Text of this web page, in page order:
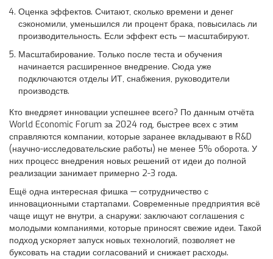
Оценка эффектов. Считают, сколько времени и денег
сэкономили, уменьшился ли процент брака, повысилась ли
производительность. Если эффект есть — масштабируют.
Масштабирование. Только после теста и обучения
начинается расширенное внедрение. Сюда уже
подключаются отделы ИТ, снабжения, руководители
производств.
Кто внедряет инновации успешнее всего? По данным отчёта
World Economic Forum за 2024 год, быстрее всех с этим
справляются компании, которые заранее вкладывают в R&D
(научно-исследовательские работы) не менее 5% оборота. У
них процесс внедрения новых решений от идеи до полной
реализации занимает примерно 2-3 года.
Ещё одна интересная фишка — сотрудничество с
инновационными стартапами. Современные предприятия всё
чаще ищут не внутри, а снаружи: заключают соглашения с
молодыми компаниями, которые приносят свежие идеи. Такой
подход ускоряет запуск новых технологий, позволяет не
буксовать на стадии согласований и снижает расходы.